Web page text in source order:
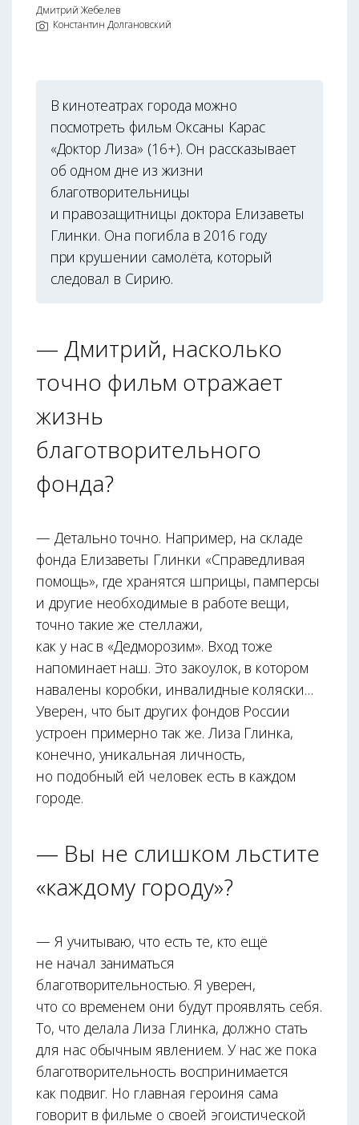
Дмитрий Жебелев
Константин Долгановский
В кинотеатрах города можно
посмотреть фильм Оксаны Карас
«Доктор Лиза» (16+). Он рассказывает
об одном дне из жизни
благотворительницы
и правозащитницы доктора Елизаветы
Глинки. Она погибла в 2016 году
при крушении самолёта, который
следовал в Сирию.
— Дмитрий, насколько
точно фильм отражает
жизнь
благотворительного
фонда?
— Детально точно. Например, на складе
фонда Елизаветы Глинки «Справедливая
помощь», где хранятся шприцы, памперсы
и другие необходимые в работе вещи,
точно такие же стеллажи,
как у нас в «Дедморозим». Вход тоже
напоминает наш. Это закоулок, в котором
навалены коробки, инвалидные коляски…
Уверен, что быт других фондов России
устроен примерно так же. Лиза Глинка,
конечно, уникальная личность,
но подобный ей человек есть в каждом
городе.
— Вы не слишком льстите
«каждому городу»?
— Я учитываю, что есть те, кто ещё
не начал заниматься
благотворительностью. Я уверен,
что со временем они будут проявлять себя.
То, что делала Лиза Глинка, должно стать
для нас обычным явлением. У нас же пока
благотворительность воспринимается
как подвиг. Но главная героиня сама
говорит в фильме о своей эгоистической